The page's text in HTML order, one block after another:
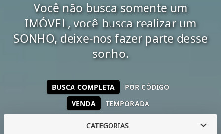
Você não busca somente um
IMÓVEL, você busca realizar um
SONHO, deixe-nos fazer parte desse
sonho.
VENDA TEMPORADA
BUSCA COMPLETA POR CÓDIGO
CATEGORIAS